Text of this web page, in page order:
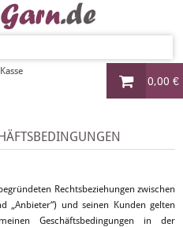
0,00 €
Kasse
Rechtsbeziehungen zwischen
„Anbieter“) und seinen Kunden gelten
Geschäftsbedingungen in der